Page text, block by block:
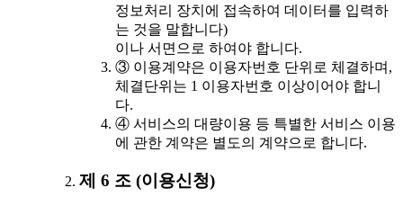
정보처리 장치에 접속하여 데이터를 입력하
는 것을 말합니다)
이나 서면으로 하여야 합니다.
③ 이용계약은 이용자번호 단위로 체결하며,
체결단위는 1 이용자번호 이상이어야 합니
다.
④ 서비스의 대량이용 등 특별한 서비스 이용
에 관한 계약은 별도의 계약으로 합니다.
제 6 조 (이용신청)